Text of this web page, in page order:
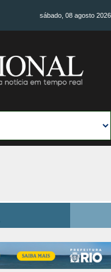
sábado, 08 agosto 2026